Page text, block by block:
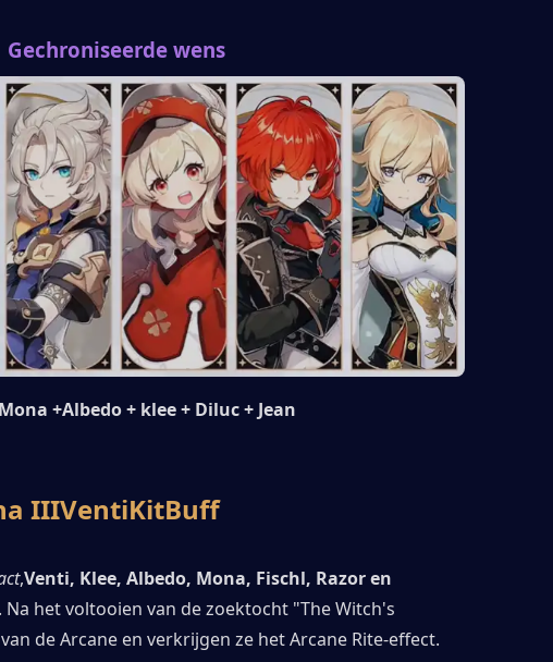
Gechroniseerde wens
+Albedo + klee + Diluc + Jean
IIIVentiKitBuff
,Venti, Klee, Albedo, Mona, Fischl, Razor en
het voltooien van de zoektocht "The Witch's
de Arcane en verkrijgen ze het Arcane Rite-effect.